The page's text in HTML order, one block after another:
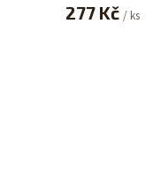
277 Kč / ks